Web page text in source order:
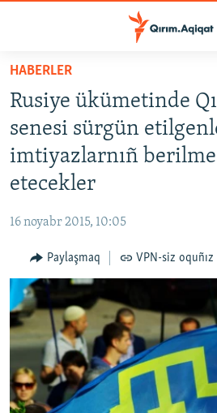
Esas
qaytmaq
Baş
navigatsiyağa
qaytmaq
Qıdıruvğa
SİYASET
İQTİSADİYAT
CEMİYET
İNSAN AQLARI
VİDEO
SÜRET
BLOGLAR
FİKİR
Русский
HABERLER
Rusiye ükümetinde
senesi sürgün
imtiyazlarnıñ
etecekler
16 noyabr 2015, 10:05
Paylaşmaq VPN-siz oquñız